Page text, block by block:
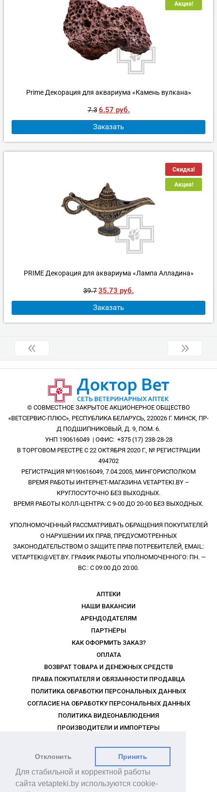
Для стабильной и корректной работы
сайта vetapteki.by используются cookie-
Отклонить Принять
Акция!
Prime Декорация для аквариума «Камень вулкана»
7.3 6.57 руб.
Заказать
Скидка!
Акция!
PRIME Декорация для аквариума «Лампа Алладина»
39.735.73 руб.
Заказать
© СОВМЕСТНОЕ ЗАКРЫТОЕ АКЦИОНЕРНОЕ ОБЩЕСТВО
«ВЕТСЕРВИС-ПЛЮС», РЕСПУБЛИКА БЕЛАРУСЬ, 220026 Г. МИНСК, ПР-
Д ПОДШИПНИКОВЫЙ, Д. 9, ПОМ. 6.
УНП 190616049 | ОФИС: +375 (17) 238-28-28
В ТОРГОВОМ РЕЕСТРЕ С 22 ОКТЯБРЯ 2020 Г., № РЕГИСТРАЦИИ
494702
РЕГИСТРАЦИЯ №190616049, 7.04.2005, МИНГОРИСПОЛКОМ
ВРЕМЯ РАБОТЫ ИНТЕРНЕТ-МАГАЗИНА VETAPTEKI.BY –
КРУГЛОСУТОЧНО БЕЗ ВЫХОДНЫХ.
ВРЕМЯ РАБОТЫ КОЛЛ-ЦЕНТРА: С 9-00 ДО 20-00 БЕЗ ВЫХОДНЫХ.
УПОЛНОМОЧЕННЫЙ РАССМАТРИВАТЬ ОБРАЩЕНИЯ ПОКУПАТЕЛЕЙ
О НАРУШЕНИИ ИХ ПРАВ, ПРЕДУСМОТРЕННЫХ
ЗАКОНОДАТЕЛЬСТВОМ О ЗАЩИТЕ ПРАВ ПОТРЕБИТЕЛЕЙ, EMAIL:
VETAPTEKI@VET.BY. ГРАФИК РАБОТЫ УПОЛНОМОЧЕННОГО: ПН. —
ВС.: С 09:00 ДО 20:00.
АПТЕКИ
НАШИ ВАКАНСИИ
АРЕНДОДАТЕЛЯМ
ПАРТНЁРЫ
КАК ОФОРМИТЬ ЗАКАЗ?
ОПЛАТА
ВОЗВРАТ ТОВАРА И ДЕНЕЖНЫХ СРЕДСТВ
ПРАВА ПОКУПАТЕЛЯ И ОБЯЗАННОСТИ ПРОДАВЦА
ПОЛИТИКА ОБРАБОТКИ ПЕРСОНАЛЬНЫХ ДАННЫХ
СОГЛАСИЕ НА ОБРАБОТКУ ПЕРСОНАЛЬНЫХ ДАННЫХ
ПОЛИТИКА ВИДЕОНАБЛЮДЕНИЯ
ПРОИЗВОДИТЕЛИ И ИМПОРТЕРЫ
МЫ В СОЦСЕТЯХ